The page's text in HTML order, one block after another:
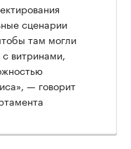
сценарии
там могли
витринами,
— говорит